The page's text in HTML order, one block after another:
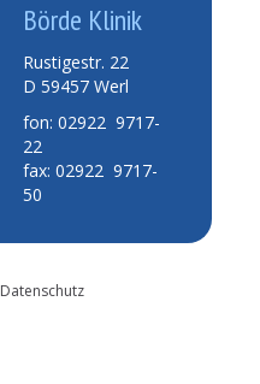
Börde Klinik
Rustigestr. 22
D 59457 Werl
fon: 02922 9717-
22
fax: 02922 9717-
50
Datenschutz